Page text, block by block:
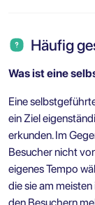
Häufig
Was ist eine
Eine
ein Ziel
erkunden. Im
Besucher nicht
eigenes Tempo
die sie am